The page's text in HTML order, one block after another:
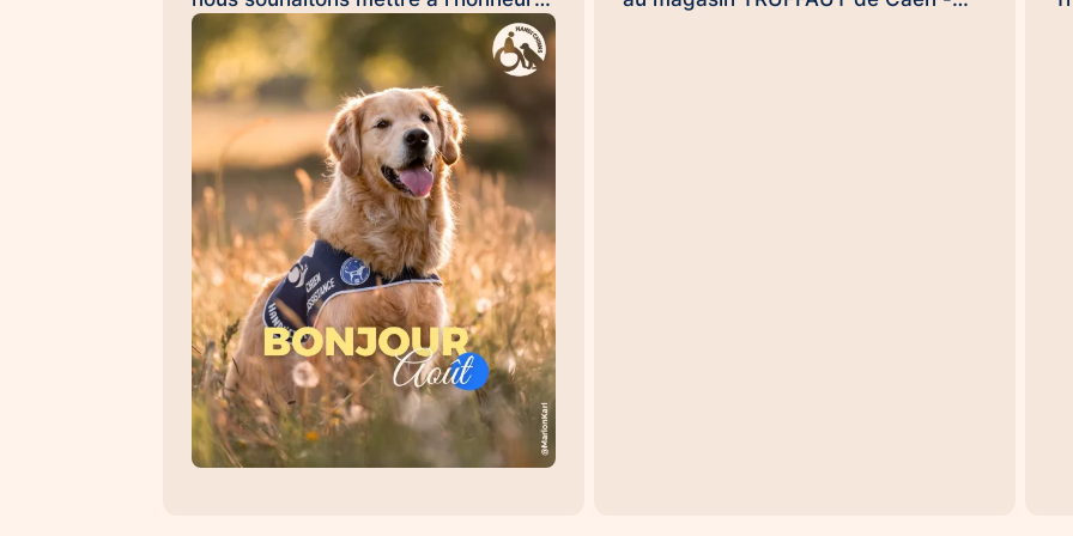
Émilie et Ron, son chien d'assistance
à la réussite scolaire HANDI'CHIENS
💛 Au quotidien, Ron accompagne
Émilie dans son collège et l'aide à
évoluer dans un environnement
scolaire avec davantage de sérénité,
de confiance et d'apaisement. Sa
présence favorise les
apprentissages, renforce le
sentiment de sécurité et contribue à
créer un climat propice à la réussite.
Les chiens d'assistance à la réussite
scolaire permettent : 🐾 d'apaiser les
situations de stress et d'anxiété 🐾
de favoriser la concentration et les
apprentissages 🐾 de renforcer la